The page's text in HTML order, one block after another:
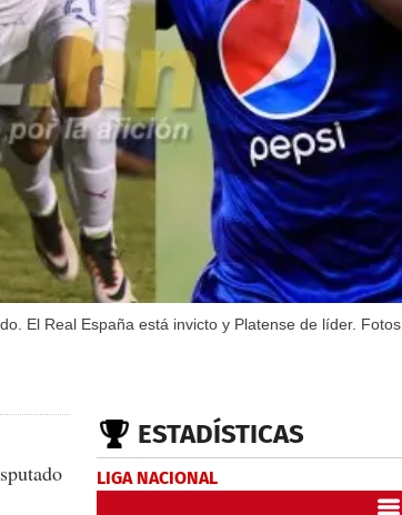
El Real España está invicto y Platense de líder. Fotos
ESTADÍSTICAS
LIGA NACIONAL